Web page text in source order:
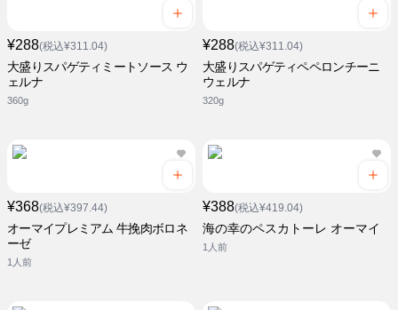
¥288(税込¥311.04)
大盛りスパゲティミートソース ウ
ェルナ
360g
¥288(税込¥311.04)
大盛りスパゲティペペロンチーニ
ウェルナ
320g
¥368(税込¥397.44)
オーマイプレミアム 牛挽肉ボロネ
ーゼ
1人前
¥388(税込¥419.04)
海の幸のペスカトーレ オーマイ
1人前